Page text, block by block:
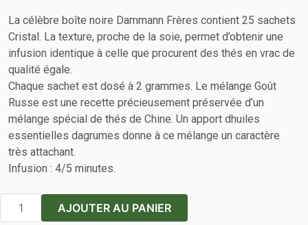
La célèbre boîte noire Dammann Frères contient 25 sachets
Cristal. La texture, proche de la soie, permet d’obtenir une
infusion identique à celle que procurent des thés en vrac de
qualité égale.
Chaque sachet est dosé à 2 grammes. Le mélange Goût
Russe est une recette précieusement préservée d’un
mélange spécial de thés de Chine. Un apport dhuiles
essentielles dagrumes donne à ce mélange un caractère
très attachant.
Infusion : 4/5 minutes.
quantité
de
AJOUTER AU PANIER